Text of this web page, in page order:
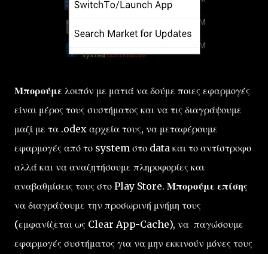
Μπορούμε λοιπόν με ματιά να δούμε ποιες εφαρμογές
είναι μέρος τους συστήματος και να τις διαγράψουμε
μαζί με τα .odex αρχεία τους, να μεταφέρουμε
εφαρμογές από το system στο data και το αντίστροφο
αλλά και να αναζητήσουμε πληροφορίες και
αναβαθμίσεις τους στο Play Store. Μπορούμε επίσης
να διαγράψουμε την προσωρινή μνήμη τους
(εμφανίζεται ως Clear App-Cache), να παγώσουμε
εφαρμογές συστήματος για να μην εκκινούν μόνες τους